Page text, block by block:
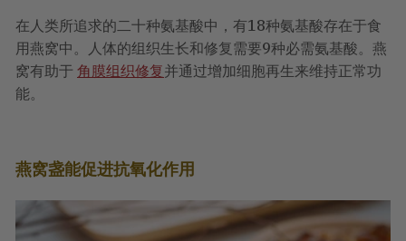
在人类所追求的二十种氨基酸中，有18种氨基酸存在于食
用燕窝中。人体的组织生长和修复需要9种必需氨基酸。燕
窝有助于 角膜组织修复并通过增加细胞再生来维持正常功
能。
燕窝盏能促进抗氧化作用